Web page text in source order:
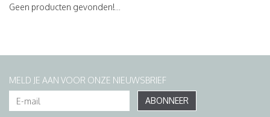
Geen producten gevonden!...
MELD JE AAN VOOR ONZE NIEUWSBRIEF
ABONNEER